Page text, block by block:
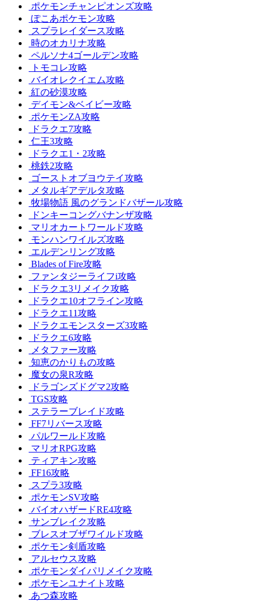
ポケモンチャンピオンズ攻略
ぽこあポケモン攻略
スプラレイダース攻略
時のオカリナ攻略
ペルソナ4ゴールデン攻略
トモコレ攻略
バイオレクイエム攻略
紅の砂漠攻略
デイモン&ベイビー攻略
ポケモンZA攻略
ドラクエ7攻略
仁王3攻略
ドラクエ1・2攻略
桃鉄2攻略
ゴーストオブヨウテイ攻略
メタルギアデルタ攻略
牧場物語 風のグランドバザール攻略
ドンキーコングバナンザ攻略
マリオカートワールド攻略
モンハンワイルズ攻略
エルデンリング攻略
Blades of Fire攻略
ファンタジーライフi攻略
ドラクエ3リメイク攻略
ドラクエ10オフライン攻略
ドラクエ11攻略
ドラクエモンスターズ3攻略
ドラクエ6攻略
メタファー攻略
知恵のかりもの攻略
魔女の泉R攻略
ドラゴンズドグマ2攻略
TGS攻略
ステラーブレイド攻略
FF7リバース攻略
パルワールド攻略
マリオRPG攻略
ティアキン攻略
FF16攻略
スプラ3攻略
ポケモンSV攻略
バイオハザードRE4攻略
サンブレイク攻略
ブレスオブザワイルド攻略
ポケモン剣盾攻略
アルセウス攻略
ポケモンダイパリメイク攻略
ポケモンユナイト攻略
あつ森攻略